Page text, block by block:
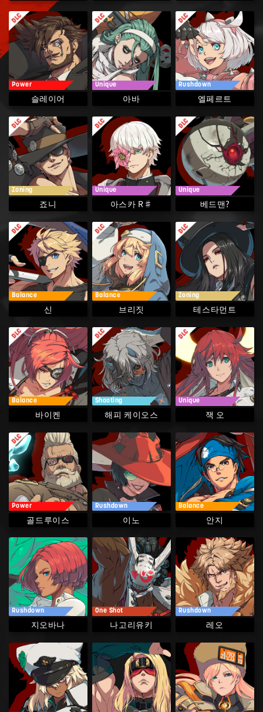
Power
슬레이어
Unique
아바
Rushdown
엘페르트
Zoning
죠니
Unique
아스카 R♯
Unique
베드맨?
Balance
신
Balance
브리짓
Zoning
테스타먼트
Balance
바이켄
Shooting
해피 케이오스
Unique
잭 오
Power
골드루이스
Rushdown
이노
Balance
안지
Rushdown
지오바나
One Shot
나고리유키
Rushdown
레오